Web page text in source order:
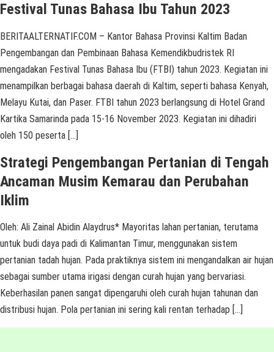
Festival Tunas Bahasa Ibu Tahun 2023
BERITAALTERNATIF.COM – Kantor Bahasa Provinsi Kaltim Badan
Pengembangan dan Pembinaan Bahasa Kemendikbudristek RI
mengadakan Festival Tunas Bahasa Ibu (FTBI) tahun 2023. Kegiatan ini
menampilkan berbagai bahasa daerah di Kaltim, seperti bahasa Kenyah,
Melayu Kutai, dan Paser. FTBI tahun 2023 berlangsung di Hotel Grand
Kartika Samarinda pada 15-16 November 2023. Kegiatan ini dihadiri
oleh 150 peserta […]
Strategi Pengembangan Pertanian di Tengah
Ancaman Musim Kemarau dan Perubahan
Iklim
Oleh: Ali Zainal Abidin Alaydrus* Mayoritas lahan pertanian, terutama
untuk budi daya padi di Kalimantan Timur, menggunakan sistem
pertanian tadah hujan. Pada praktiknya sistem ini mengandalkan air hujan
sebagai sumber utama irigasi dengan curah hujan yang bervariasi.
Keberhasilan panen sangat dipengaruhi oleh curah hujan tahunan dan
distribusi hujan. Pola pertanian ini sering kali rentan terhadap […]